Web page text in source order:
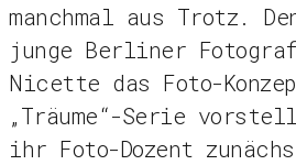
manchmal aus Trotz.
junge Berliner
Nicette das Foto-
„Träume“-Serie
ihr Foto-Dozent